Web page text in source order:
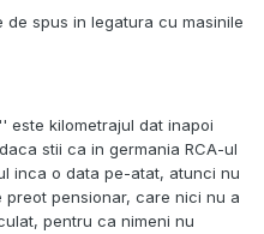
spus in legatura cu masinile
kilometrajul dat inapoi
stii ca in germania RCA-ul
inca o data pe-atat, atunci nu
pensionar, care nici nu a
pentru ca nimeni nu